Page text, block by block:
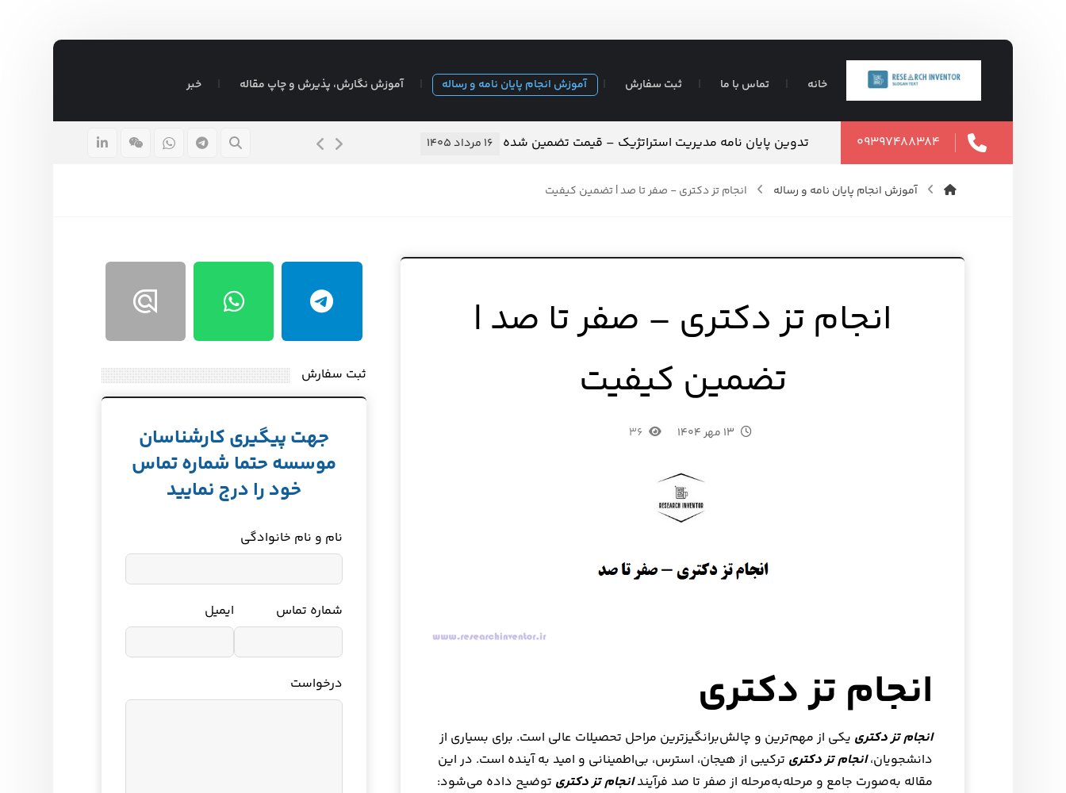
خانه تماس با ما ثبت سفارش آموزش انجام پایان نامه و رساله آموزش نگارش، پذیرش و چاپ مقاله خبر
۰۹۳۹۷۴۸۸۳۸۴ موضوع پایان نامه مدیریت بازرگانی داخلی تدوین پایان نامه مدیریت استراتژیک – قیمت تضمین شده ۱۶ مرداد ۱۴۰۵
آموزش انجام پایان نامه و رساله انجام تز دکتری - صفر تا صد | تضمین کیفیت
انجام تز دکتری – صفر تا صد |
تضمین کیفیت
۱۳ مهر ۱۴۰۴ ۳۶
انجام تز دکتری
انجام تز دکتری یکی از مهم‌ترین و چالش‌برانگیزترین مراحل تحصیلات عالی است. برای بسیاری از
دانشجویان،انجام تز دکتری ترکیبی از هیجان، استرس، بی‌اطمینانی و امید به آینده است. در این
مقاله به‌صورت جامع و مرحله‌به‌مرحله از صفر تا صد فرآیندانجام تز دکتری توضیح داده می‌شود:
ثبت سفارش
جهت پیگیری کارشناسان
موسسه حتما شماره تماس
خود را درج نمایید
نام و نام خانوادگی
شماره تماس ایمیل
درخواست